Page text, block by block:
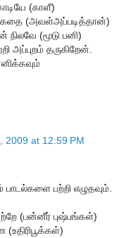
(காளீ)
(அவள்அப்படித்தான்)
(மூடு பனி)
அப்புறம் தருகிறேன்.
2009 at 12:59 PM
பாடல்களை பற்றி எழுதவும்.
(பன்னீர் புஷ்பங்கள்)